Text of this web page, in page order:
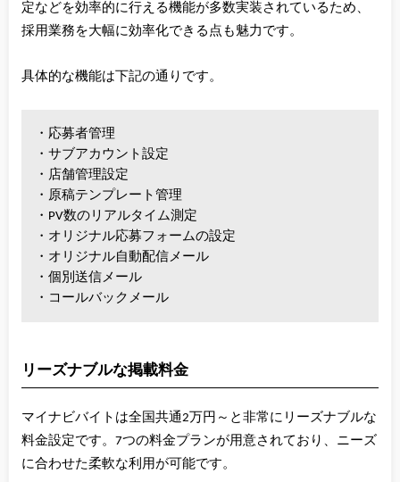
定などを効率的に行える機能が多数実装されているため、
採用業務を大幅に効率化できる点も魅力です。
具体的な機能は下記の通りです。
・応募者管理
・サブアカウント設定
・店舗管理設定
・原稿テンプレート管理
・PV数のリアルタイム測定
・オリジナル応募フォームの設定
・オリジナル自動配信メール
・個別送信メール
・コールバックメール
リーズナブルな掲載料金
マイナビバイトは全国共通2万円～と非常にリーズナブルな
料金設定です。7つの料金プランが用意されており、ニーズ
に合わせた柔軟な利用が可能です。